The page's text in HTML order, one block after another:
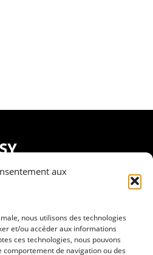
aux
nous utilisons des technologies
et/ou accéder aux informations
ces technologies, nous pouvons
de navigation ou des
Adresse
HËLLEF